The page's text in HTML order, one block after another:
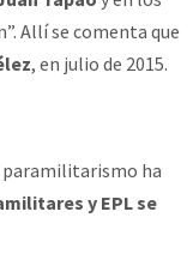
Allí se comenta que
, en julio de 2015.
paramilitarismo ha
y EPL se